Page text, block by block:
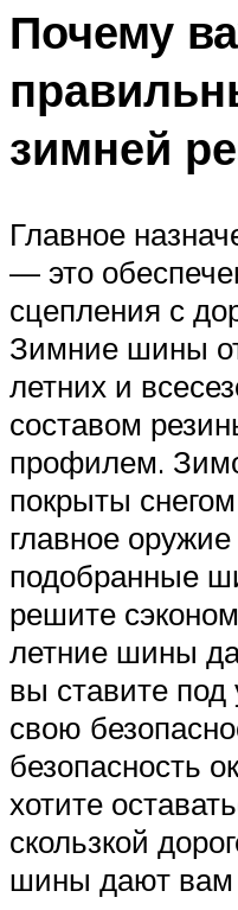
Почему
зимней
Главное
— это
сцепления с
Зимние шины
летних и
составом
профилем.
покрыты
главное
подобранные
решите
летние шины
вы ставите под
свою
безопасность
хотите
скользкой
шины дают вам